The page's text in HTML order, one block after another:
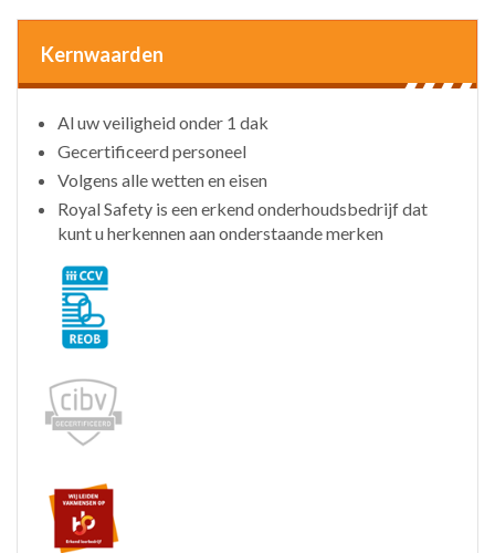
Kernwaarden
Al uw veiligheid onder 1 dak
Gecertificeerd personeel
Volgens alle wetten en eisen
Royal Safety is een erkend onderhoudsbedrijf dat
kunt u herkennen aan onderstaande merken